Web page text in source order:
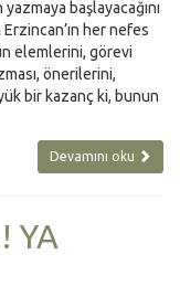
başlayacağını
her nefes
elemlerini, görevi
önerilerini,
bir kazanç ki, bunun
Devamını oku
YA